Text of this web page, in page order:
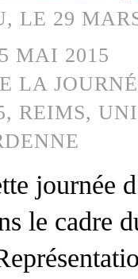
LE 29
MAI 2015
LA
REIMS,
journée
le cadre